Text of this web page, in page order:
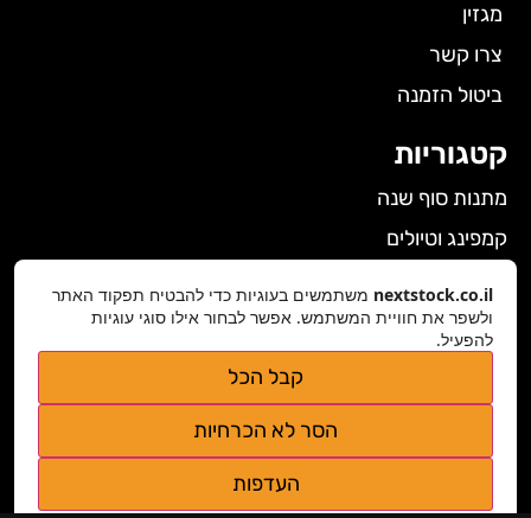
מגזין
צרו קשר
ביטול הזמנה
קטגוריות
מתנות סוף שנה
קמפינג וטיולים
גאדג'טים
nextstock.co.il@gmail.com
נגישות אתר
nextstock.co.il משתמשים בעוגיות כדי להבטיח תפקוד האתר
ולשפר את חוויית המשתמש. אפשר לבחור אילו סוגי עוגיות
להפעיל.
קבל הכל
הסר לא הכרחיות
העדפות